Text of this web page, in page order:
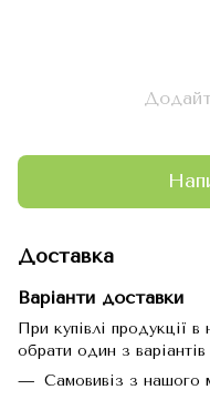
Доставка
Варіанти доставки
При купівлі продукції
обрати один з
Самовивіз з нашого